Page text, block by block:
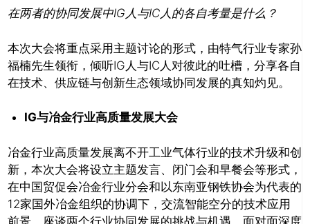
在两者的协同发展中IG人与IC人的各自考量是什么？
本次大会将重点采用主题讨论的形式，由特气行业专家孙
福楠先生领衔，倾听IG人与IC人对彼此的吐槽，分享各自
在技术、供应链与创新生态领域协同发展的真知灼见。
IG与冶金行业高质量发展大会
冶金行业高质量发展离不开工业气体行业的技术升级和创
新，本次大会将设立主题发言、闭门会和早餐会等形式，
在中国贸促会冶金行业分会和以东南亚钢铁协会为代表的
12家国外冶金组织的协调下，交流智能空分的技术应用
前景，座谈两个行业协同发展的挑战与机遇，面对面深度